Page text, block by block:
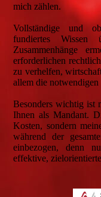
mich zählen.
Vollständige und
fundiertes Wissen
Zusammenhänge
erforderlichen
zu verhelfen,
allem die
Besonders wichtig ist
Ihnen als Mandant.
Kosten, sondern
während der
einbezogen, denn
effektive,